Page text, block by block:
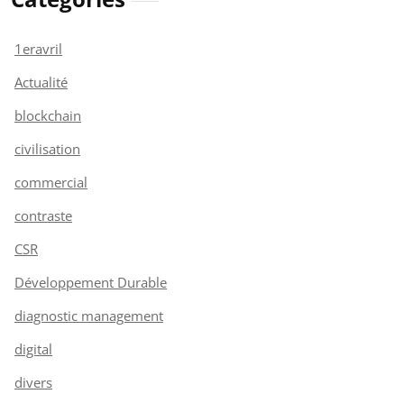
1eravril
Actualité
blockchain
civilisation
commercial
contraste
CSR
Développement Durable
diagnostic management
digital
divers